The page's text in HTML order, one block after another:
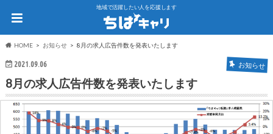
地域で活躍したい人を応援します
HOME お知らせ 8月の求人広告件数を発表いたします
2021.09.06 お知らせ
8月の求人広告件数を発表いたします